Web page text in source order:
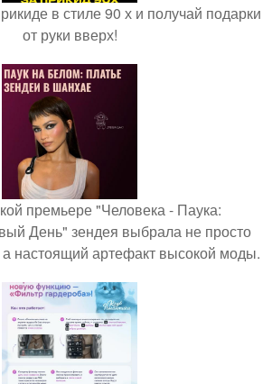
в стиле 90 х и получай подарки
от руки вверх!
премьере "Человека - Паука:
День" зендея выбрала не просто
настоящий артефакт высокой моды.